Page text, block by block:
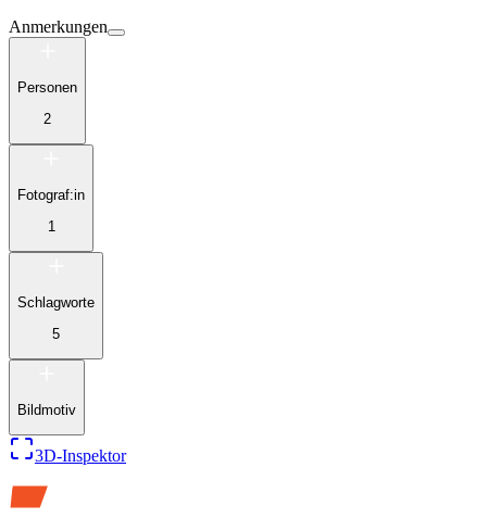
Anmerkungen
Personen
2
Fotograf:in
1
Schlagworte
5
Bildmotiv
3D-Inspektor